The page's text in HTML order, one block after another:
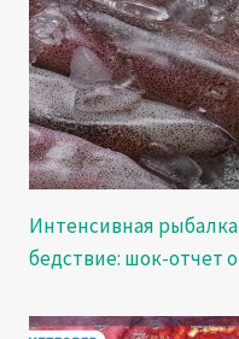
Интенсивная
бедствие: шок-отчет